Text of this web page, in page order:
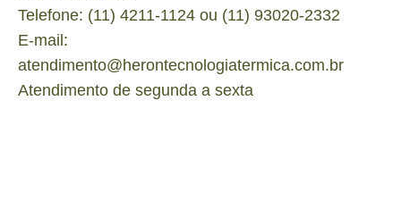
Telefone: (11) 4211-1124 ou (11) 93020-2332
E-mail:
atendimento@herontecnologiatermica.com.br
Atendimento de segunda a sexta